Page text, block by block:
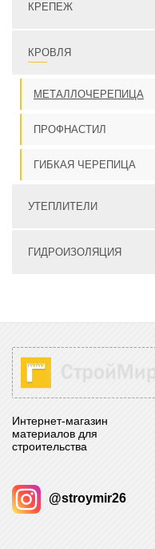
КРЕПЕЖ
КРОВЛЯ
МЕТАЛЛОЧЕРЕПИЦА
ПРОФНАСТИЛ
ГИБКАЯ ЧЕРЕПИЦА
УТЕПЛИТЕЛИ
ГИДРОИЗОЛЯЦИЯ
Интернет-магазин
материалов для
строительства
@stroymir26